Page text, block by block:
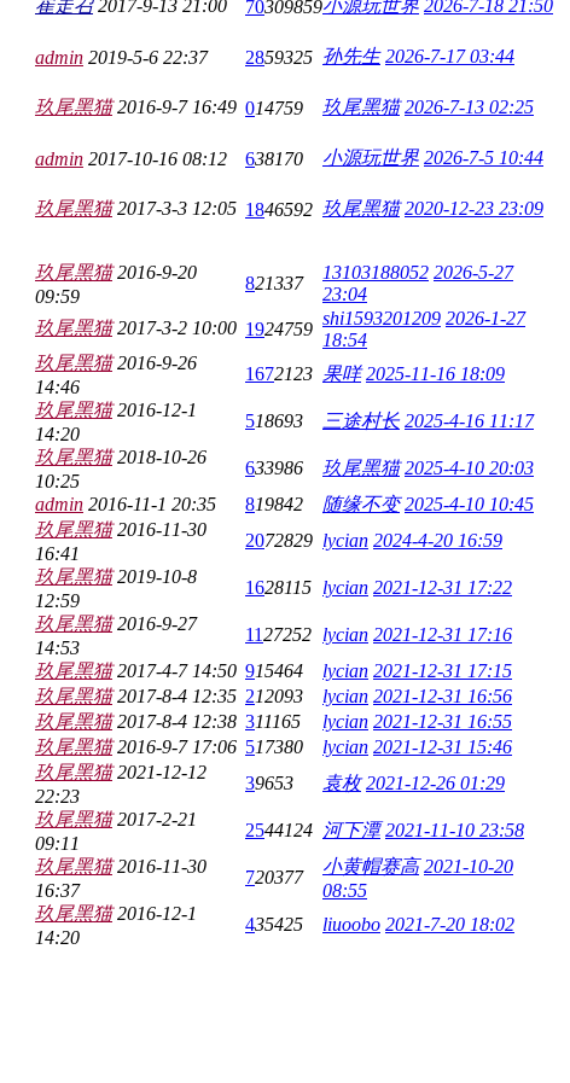
崔走召 2017-9-13 21:00 70309859小源玩世界 2026-7-18 21:50
admin 2019-5-6 22:37 2859325 孙先生 2026-7-17 03:44
玖尾黑猫 2016-9-7 16:49 014759 玖尾黑猫 2026-7-13 02:25
admin 2017-10-16 08:12 638170 小源玩世界 2026-7-5 10:44
玖尾黑猫 2017-3-3 12:05 1846592 玖尾黑猫 2020-12-23 23:09
玖尾黑猫 2016-9-20
09:59
821337
13103188052 2026-5-27
23:04
玖尾黑猫 2017-3-2 10:00 1924759
shi1593201209 2026-1-27
18:54
玖尾黑猫 2016-9-26
14:46
1672123 果咩 2025-11-16 18:09
玖尾黑猫 2016-12-1
14:20
518693 三途村长 2025-4-16 11:17
玖尾黑猫 2018-10-26
10:25
633986 玖尾黑猫 2025-4-10 20:03
admin 2016-11-1 20:35 819842 随缘不变 2025-4-10 10:45
玖尾黑猫 2016-11-30
16:41
2072829 lycian 2024-4-20 16:59
玖尾黑猫 2019-10-8
12:59
1628115 lycian 2021-12-31 17:22
玖尾黑猫 2016-9-27
14:53
1127252 lycian 2021-12-31 17:16
玖尾黑猫 2017-4-7 14:50 915464 lycian 2021-12-31 17:15
玖尾黑猫 2017-8-4 12:35 212093 lycian 2021-12-31 16:56
玖尾黑猫 2017-8-4 12:38 311165 lycian 2021-12-31 16:55
玖尾黑猫 2016-9-7 17:06 517380 lycian 2021-12-31 15:46
玖尾黑猫 2021-12-12
22:23
39653 袁枚 2021-12-26 01:29
玖尾黑猫 2017-2-21
09:11
2544124 河下潭 2021-11-10 23:58
玖尾黑猫 2016-11-30
16:37
720377
小黄帽赛高 2021-10-20
08:55
玖尾黑猫 2016-12-1
14:20
435425 liuoobo 2021-7-20 18:02